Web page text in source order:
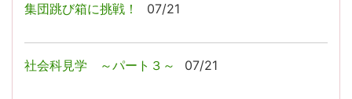
集団跳び箱に挑戦！ 07/21
社会科見学 ～パート３～ 07/21